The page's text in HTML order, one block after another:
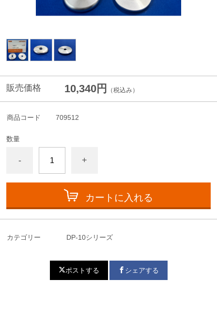
販売価格 10,340円 （税込み）
商品コード 709512
数量
- +
カートに入れる
カテゴリー DP-10シリーズ
ポストする シェアする